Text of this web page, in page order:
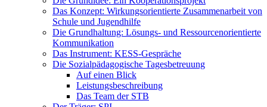
Das Konzept: Wirkungsorientierte Zusammenarbeit von
Schule und Jugendhilfe
Die Grundhaltung: Lösungs- und Ressourcenorientierte
Kommunikation
Das Instrument: KESS-Gespräche
Die Sozialpädagogische Tagesbetreuung
Auf einen Blick
Leistungsbeschreibung
Das Team der STB